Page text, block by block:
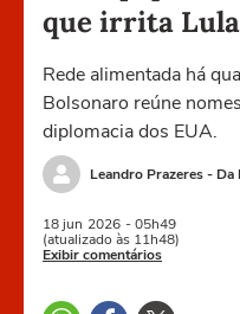
que irrita Lula
Rede alimentada há
Bolsonaro reúne
diplomacia dos EUA.
Leandro Prazeres -
18 jun 2026 - 05h49
(atualizado às 11h48)
Exibir comentários